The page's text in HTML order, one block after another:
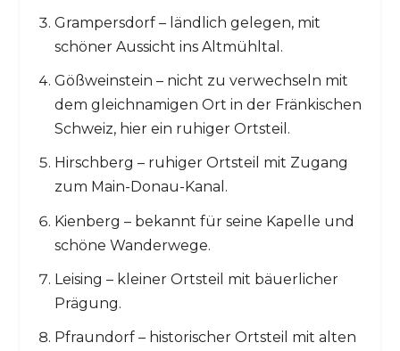
Grampersdorf – ländlich gelegen, mit
schöner Aussicht ins Altmühltal.
Gößweinstein – nicht zu verwechseln mit
dem gleichnamigen Ort in der Fränkischen
Schweiz, hier ein ruhiger Ortsteil.
Hirschberg – ruhiger Ortsteil mit Zugang
zum Main-Donau-Kanal.
Kienberg – bekannt für seine Kapelle und
schöne Wanderwege.
Leising – kleiner Ortsteil mit bäuerlicher
Prägung.
Pfraundorf – historischer Ortsteil mit alten